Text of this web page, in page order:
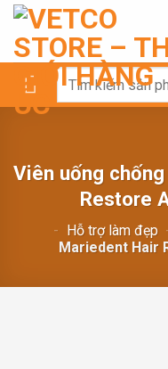
Chuyển
nội
dung
Search
Viên uống
Restore
- Hỗ trợ làm đẹp
Mariedent Hair